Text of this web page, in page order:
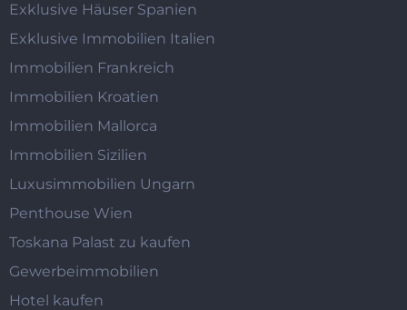
Exklusive Häuser Spanien
Exklusive Immobilien Italien
Immobilien Frankreich
Immobilien Kroatien
Immobilien Mallorca
Immobilien Sizilien
Luxusimmobilien Ungarn
Penthouse Wien
Toskana Palast zu kaufen
Gewerbeimmobilien
Hotel kaufen